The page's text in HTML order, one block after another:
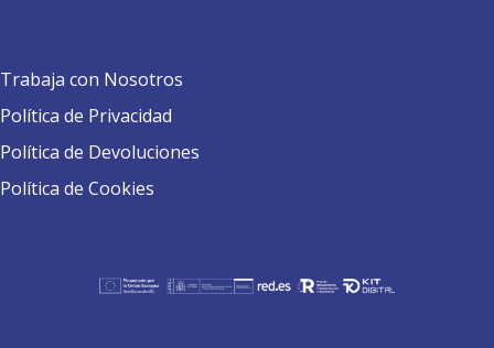
Trabaja con Nosotros
Política de Privacidad
Política de Devoluciones
Política de Cookies